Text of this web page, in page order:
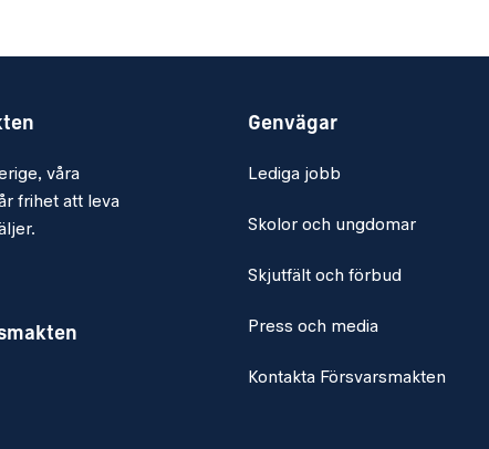
logistikfunktion.
våra
frihet att leva
Genvägar
Lediga jobb
Skolor och ungdomar
Skjutfält och förbud
Press och media
Kontakta Försvarsmakten